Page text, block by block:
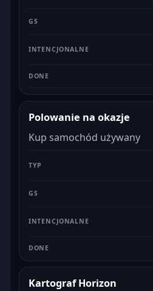
Polowanie na okazje
Kup samochód używany
Kartograf Horizon